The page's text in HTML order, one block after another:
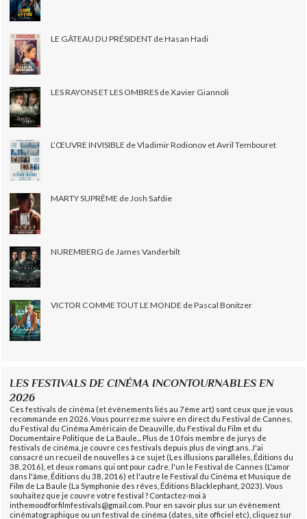
LE GÂTEAU DU PRÉSIDENT de Hasan Hadi
LES RAYONS ET LES OMBRES de Xavier Giannoli
L’ŒUVRE INVISIBLE de Vladimir Rodionov et Avril Tembouret
MARTY SUPRÊME de Josh Safdie
NUREMBERG de James Vanderbilt
VICTOR COMME TOUT LE MONDE de Pascal Bonitzer
LES FESTIVALS DE CINÉMA INCONTOURNABLES EN
2026
Ces festivals de cinéma (et évènements liés au 7ème art) sont ceux que je vous
recommande en 2026. Vous pourrez me suivre en direct du Festival de Cannes,
du Festival du Cinéma Américain de Deauville, du Festival du Film et du
Documentaire Politique de La Baule... Plus de 10 fois membre de jurys de
festivals de cinéma, je couvre ces festivals depuis plus de vingt ans. J'ai
consacré un recueil de nouvelles à ce sujet (Les illusions parallèles, Éditions du
38, 2016), et deux romans qui ont pour cadre, l'un le Festival de Cannes (L'amor
dans l'âme, Éditions du 38, 2016) et l'autre le Festival du Cinéma et Musique de
Film de La Baule (La Symphonie des rêves, Éditions Blacklephant, 2023). Vous
souhaitez que je couvre votre festival ? Contactez-moi à
inthemoodforfilmfestivals@gmail.com. Pour en savoir plus sur un évènement
cinématographique ou un festival de cinéma (dates, site officiel etc), cliquez sur